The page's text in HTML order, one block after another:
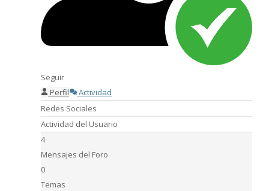
Seguir
Perfil
Actividad
Redes Sociales
Actividad del Usuario
4
Mensajes del Foro
0
Temas